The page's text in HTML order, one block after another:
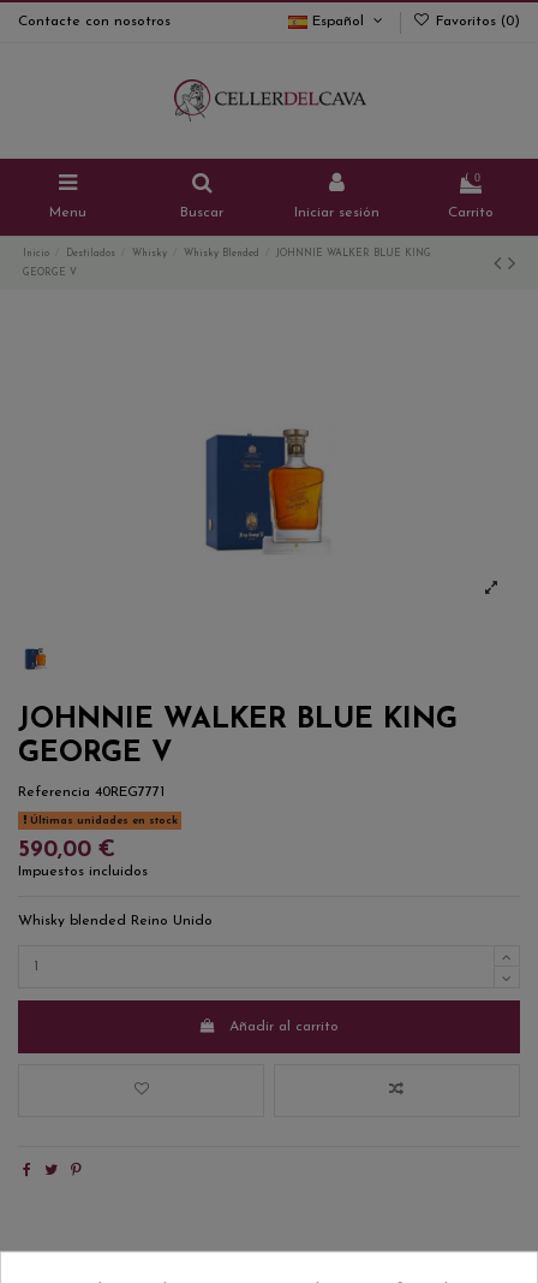
Contacte con nosotros Español Favoritos (0)
Menu Buscar Iniciar sesión
0
Carrito
Inicio Destilados Whisky Whisky Blended
JOHNNIE WALKER BLUE KING
GEORGE V
JOHNNIE WALKER BLUE KING
GEORGE V
Referencia 40REG7771
Últimas unidades en stock
590,00 €
Impuestos incluidos
Whisky blended Reino Unido
Añadir al carrito